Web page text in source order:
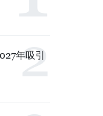
年吸引